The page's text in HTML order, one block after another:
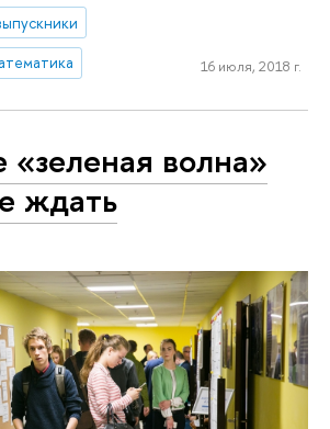
16 июля, 2018 г.
«зеленая волна»
ждать